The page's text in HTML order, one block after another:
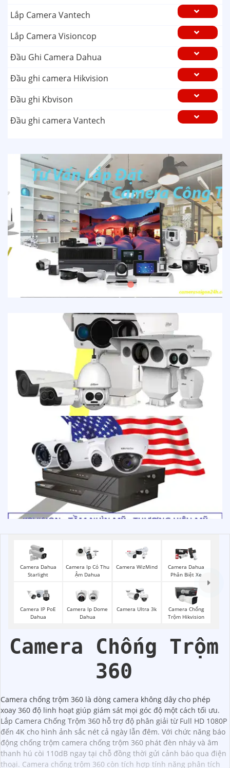
Lắp Camera Vantech
Lắp Camera Visioncop
Đầu Ghi Camera Dahua
Đầu ghi camera Hikvision
Đầu ghi Kbvison
Đầu ghi camera Vantech
Camera Dahua
Starlight
Camera Ip Có Thu
Ậm Dahua
Camera WizMind
Camera Dahua
Phân Biệt Xe
Camera IP PoE
Dahua
Camera Ip Dome
Dahua
Camera Ultra 3k
Camera Chống
Trộm Hikvision
Camera Chống Trộm
360
Camera chống trộm 360 là dòng camera không dây cho phép
xoay 360 độ linh hoạt giúp giám sát mọi góc độ một cách tối ưu.
Lắp Camera Chống Trộm 360 hỗ trợ độ phân giải từ Full HD 1080P
đến 4K cho hình ảnh sắc nét cả ngày lẫn đêm. Với chức năng báo
động chống trộm camera chống trộm 360 phát đèn nháy và âm
thanh hú còi 110dB ngay tại chỗ đồng thời gửi cảnh báo qua điện
thoại. Camera chống trộm 360 còn tích hợp tính năng phân tích